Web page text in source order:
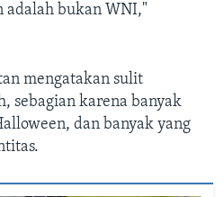
adalah bukan WNI,"
mengatakan sulit
sebagian karena banyak
dan banyak yang